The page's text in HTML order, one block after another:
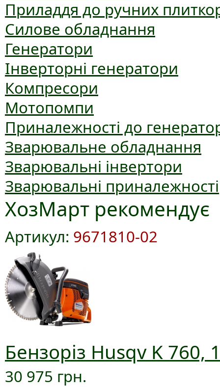
Приладдя до ручних
Силове обладнання
Генератори
Інверторні генератори
Компресори
Мотопомпи
Приналежності до
Зварювальне обладнання
Зварювальні інвертори
Зварювальні приналежності
ХозМарт рекомендує
Артикул: 9671810-02
Бензоріз Husqv K 760,
30 975 грн.